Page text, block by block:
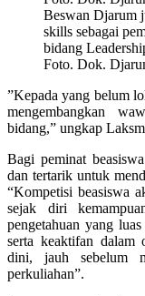
Beswan Djarum
skills sebagai
bidang
Foto. Dok.
”Kepada yang belum
mengembangkan
bidang,” ungkap
Bagi peminat
dan tertarik untuk
“Kompetisi beasiswa
sejak diri
pengetahuan yang
serta keaktifan dalam
dini, jauh sebelum
perkuliahan”.